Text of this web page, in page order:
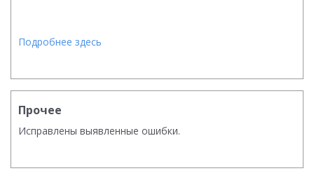
Подробнее здесь
Прочее
Исправлены выявленные ошибки.